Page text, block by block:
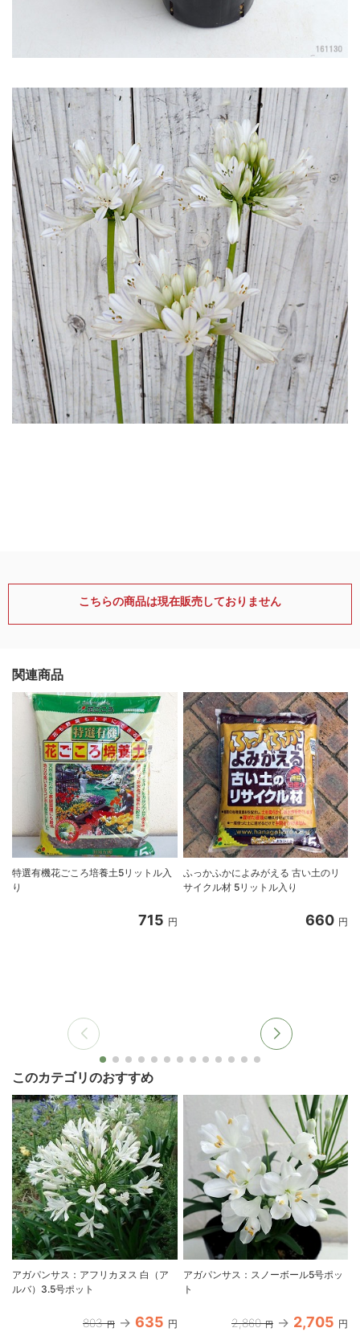
こちらの商品は現在販売しておりません
関連商品
特選有機花ごころ培養土5リットル入
り
715 円
ふっかふかによみがえる 古い土のリ
サイクル材 5リットル入り
660 円
このカテゴリのおすすめ
アガパンサス：アフリカヌス 白（ア
ルバ）3.5号ポット
803 円 635 円
アガパンサス：スノーボール5号ポッ
ト
2,860 円 2,705 円